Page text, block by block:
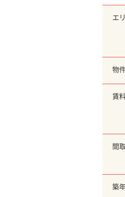
エ
物
賃
間
築